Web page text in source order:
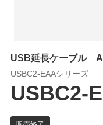
USB延長ケーブ
USBC2-EAAシリーズ
USBC2-